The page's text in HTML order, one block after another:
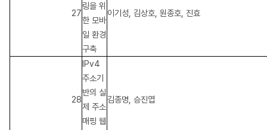
27
링을 위
한 모바
일 환경
구축
이기성, 김상호, 원종호, 진효
28
IPv4
주소기
반의 실
제 주소
매핑 웹
김종명, 승진엽